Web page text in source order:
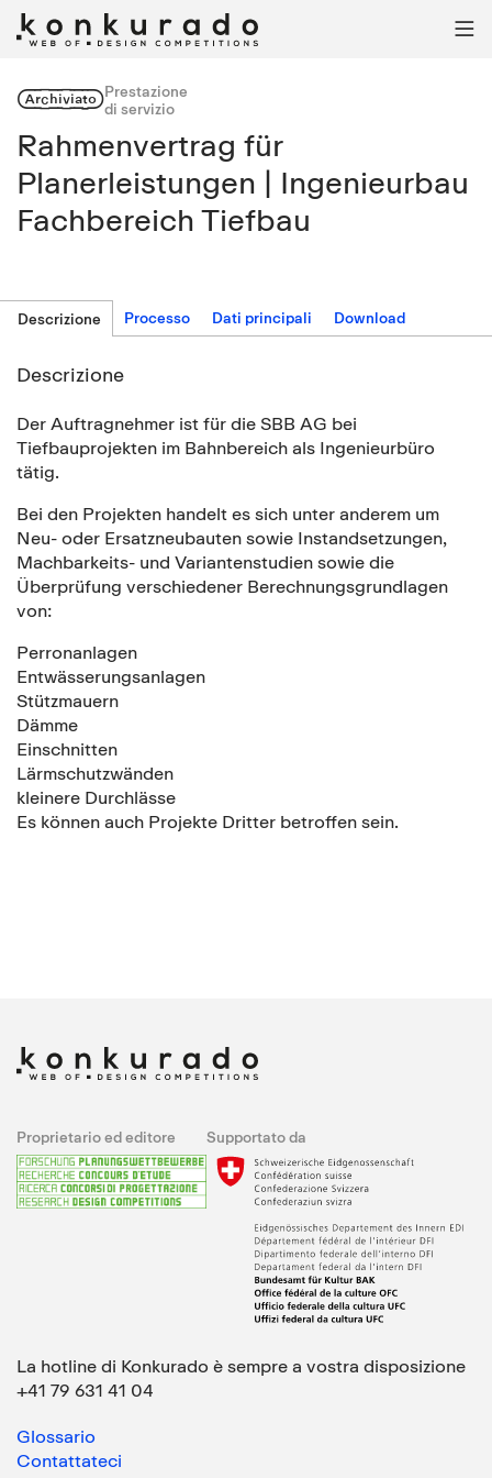

ArchiviatoPrestazione
di servizio
Rahmenvertrag für
Planerleistungen | Ingenieurbau
Fachbereich Tiefbau
Descrizione Processo Dati principali Download
Descrizione
Der Auftragnehmer ist für die SBB AG bei
Tiefbauprojekten im Bahnbereich als Ingenieurbüro
tätig.
Bei den Projekten handelt es sich unter anderem um
Neu- oder Ersatzneubauten sowie Instandsetzungen,
Machbarkeits- und Variantenstudien sowie die
Überprüfung verschiedener Berechnungsgrundlagen
von:
Perronanlagen
Entwässerungsanlagen
Stützmauern
Dämme
Einschnitten
Lärmschutzwänden
kleinere Durchlässe
Es können auch Projekte Dritter betroffen sein.
Proprietario ed editore Supportato da
La hotline di Konkurado è sempre a vostra disposizione
+41 79 631 41 04
Glossario
Contattateci